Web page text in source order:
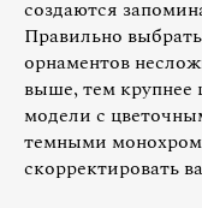
создаются
Правильно
орнаментов
выше, тем крупнее
модели с
темными
скорректировать